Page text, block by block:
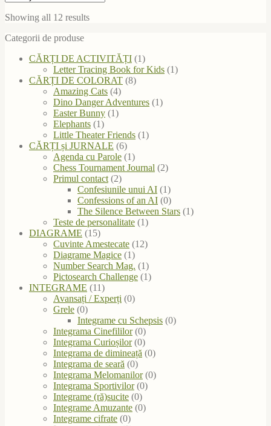
Showing all 12 resultsSorted
Categorii de produse
CĂRȚI DE ACTIVITĂȚI (1)
Letter Tracing Book for Kids (1)
CĂRȚI DE COLORAT (8)
Amazing Cats (4)
Dino Danger Adventures (1)
Easter Bunny (1)
Elephants (1)
Little Theater Friends (1)
CĂRȚI și JURNALE (6)
Agenda cu Parole (1)
Chess Tournament Journal (2)
Primul contact (2)
Confesiunile unui AI (1)
Confessions of an AI (0)
The Silence Between Stars (1)
Teste de personalitate (1)
DIAGRAME (15)
Cuvinte Amestecate (12)
Diagrame Magice (1)
Number Search Mag. (1)
Pictosearch Challenge (1)
INTEGRAME (11)
Avansați / Experți (0)
Grele (0)
Integrame cu Schepsis (0)
Integrama Cinefililor (0)
Integrama Curioșilor (0)
Integrama de dimineață (0)
Integrama de seară (0)
Integrama Melomanilor (0)
Integrama Sportivilor (0)
Integrame (ră)sucite (0)
Integrame Amuzante (0)
Integrame cifrate (0)